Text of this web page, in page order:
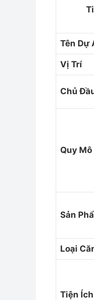
Tên Dự
Vị Trí
Chủ
Quy Mô
Sản
Loại
Tiện Ích